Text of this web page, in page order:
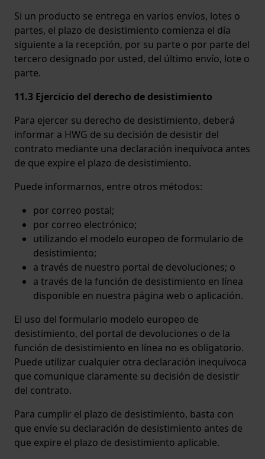
Si un producto se entrega en varios envíos, lotes o
partes, el plazo de desistimiento comienza el día
siguiente a la recepción, por su parte o por parte del
tercero designado por usted, del último envío, lote o
parte.
11.3 Ejercicio del derecho de desistimiento
Para ejercer su derecho de desistimiento, deberá
informar a HWG de su decisión de desistir del
contrato mediante una declaración inequívoca antes
de que expire el plazo de desistimiento.
Puede informarnos, entre otros métodos:
por correo postal;
por correo electrónico;
utilizando el modelo europeo de formulario de
desistimiento;
a través de nuestro portal de devoluciones; o
a través de la función de desistimiento en línea
disponible en nuestra página web o aplicación.
El uso del formulario modelo europeo de
desistimiento, del portal de devoluciones o de la
función de desistimiento en línea no es obligatorio.
Puede utilizar cualquier otra declaración inequívoca
que comunique claramente su decisión de desistir
del contrato.
Para cumplir el plazo de desistimiento, basta con
que envíe su declaración de desistimiento antes de
que expire el plazo de desistimiento aplicable.